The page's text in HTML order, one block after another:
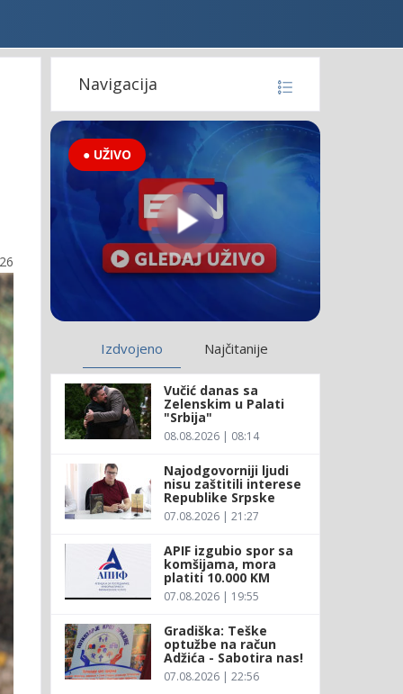
Navigacija
● UŽIVO
Izdvojeno Najčitanije
Vučić danas sa
Zelenskim u Palati
"Srbija"
08.08.2026 | 08:14
Najodgovorniji ljudi
nisu zaštitili interese
Republike Srpske
07.08.2026 | 21:27
APIF izgubio spor sa
komšijama, mora
platiti 10.000 KM
07.08.2026 | 19:55
Gradiška: Teške
optužbe na račun
Adžića - Sabotira nas!
07.08.2026 | 22:56